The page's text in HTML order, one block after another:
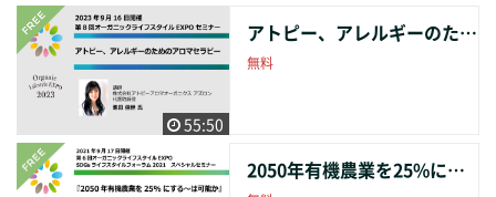
55:50
アトピー、アレルギーのための アロマセラピー
無料
2050年有機農業を25%にする〜は可能か